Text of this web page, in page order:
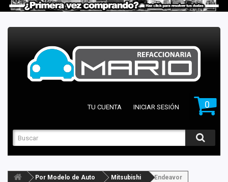
0
TU CUENTA INICIAR SESIÓN
Por Modelo de Auto Mitsubishi Endeavor